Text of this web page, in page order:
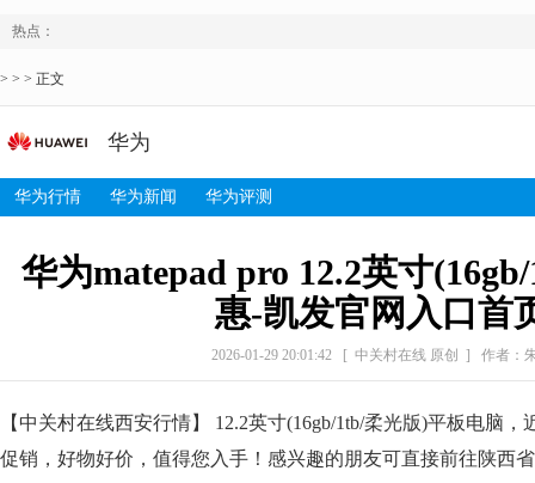
热点：
> > > 正文
华为
华为行情 华为新闻 华为评测
华为matepad pro 12.2英寸
惠-凯发官网入口首
2026-01-29 20:01:42 [ 中关村在线 原创 ] 作者：
【中关村在线西安行情】 12.2英寸(16gb/1tb/柔光版)平板电脑，
促销，好物好价，值得您入手！感兴趣的朋友可直接前往陕西